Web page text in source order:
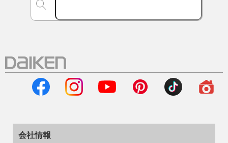
会社情報